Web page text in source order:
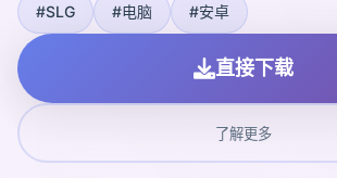
#SLG #电脑 #安卓
直接下载
了解更多